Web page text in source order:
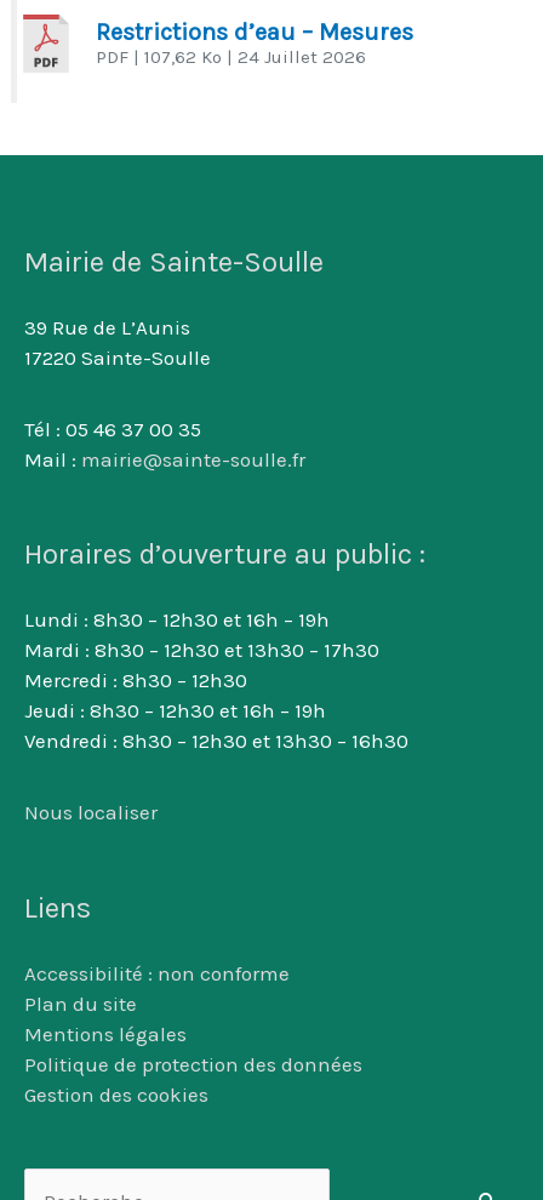
Restrictions d’eau – Mesures
PDF | 107,62 Ko | 24 Juillet 2026
Mairie de Sainte-Soulle
39 Rue de L’Aunis
17220 Sainte-Soulle
Tél : 05 46 37 00 35
Mail : mairie@sainte-soulle.fr
Horaires d’ouverture au public :
Lundi : 8h30 – 12h30 et 16h – 19h
Mardi : 8h30 – 12h30 et 13h30 – 17h30
Mercredi : 8h30 – 12h30
Jeudi : 8h30 – 12h30 et 16h – 19h
Vendredi : 8h30 – 12h30 et 13h30 – 16h30
Nous localiser
Liens
Accessibilité : non conforme
Plan du site
Mentions légales
Politique de protection des données
Gestion des cookies